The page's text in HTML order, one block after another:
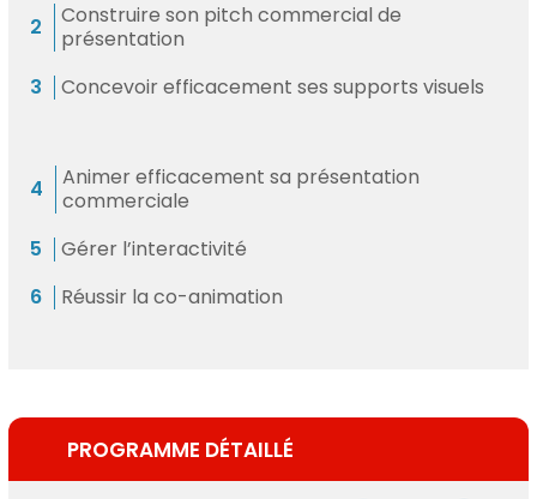
Construire son pitch commercial de
présentation
Concevoir efficacement ses supports visuels
Animer efficacement sa présentation
commerciale
Gérer l’interactivité
Réussir la co-animation
PROGRAMME DÉTAILLÉ